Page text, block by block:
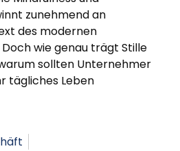
zunehmend an
des modernen
wie genau trägt Stille
sollten Unternehmer
tägliches Leben